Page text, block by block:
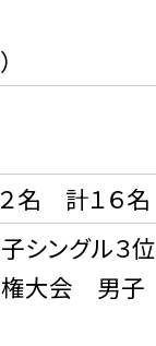
名 計１６名
シングル３位
権大会 男子